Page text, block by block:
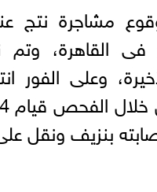
مشاجرة نتج
القاهرة، وتم
وعلى الفور
بنزيف ونقل